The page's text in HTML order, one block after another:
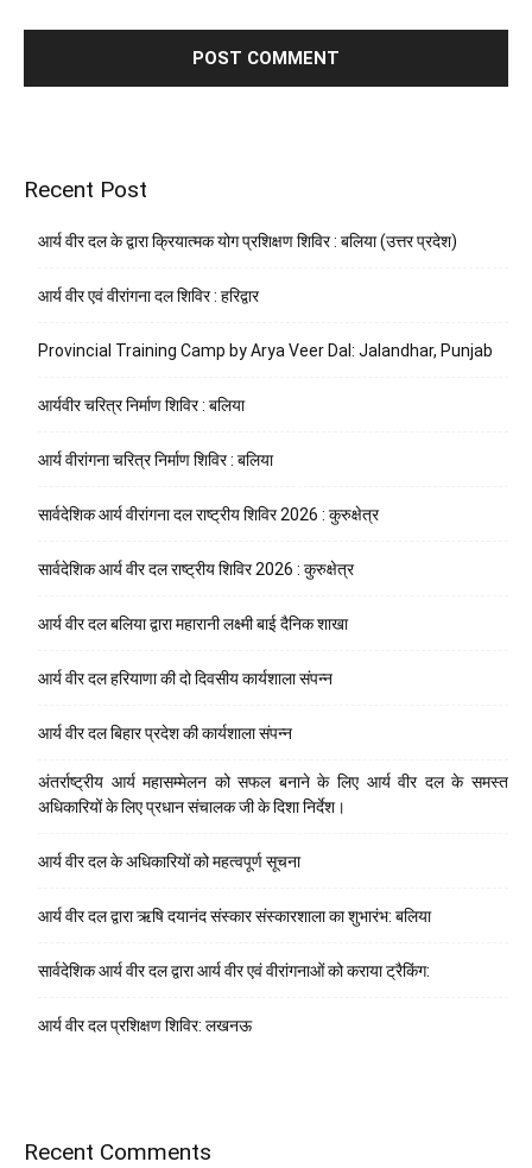
Recent Post
आर्य वीर दल के द्वारा क्रियात्मक योग प्रशिक्षण शिविर : बलिया (उत्तर प्रदेश)
आर्य वीर एवं वीरांगना दल शिविर : हरिद्वार
Provincial Training Camp by Arya Veer Dal: Jalandhar, Punjab
आर्यवीर चरित्र निर्माण शिविर : बलिया
आर्य वीरांगना चरित्र निर्माण शिविर : बलिया
सार्वदेशिक आर्य वीरांगना दल राष्ट्रीय शिविर 2026 : कुरुक्षेत्र
सार्वदेशिक आर्य वीर दल राष्ट्रीय शिविर 2026 : कुरुक्षेत्र
आर्य वीर दल बलिया द्वारा महारानी लक्ष्मी बाई दैनिक शाखा
आर्य वीर दल हरियाणा की दो दिवसीय कार्यशाला संपन्न
आर्य वीर दल बिहार प्रदेश की कार्यशाला संपन्न
अंतर्राष्ट्रीय आर्य महासम्मेलन को सफल बनाने के लिए आर्य वीर दल के समस्त
अधिकारियों के लिए प्रधान संचालक जी के दिशा निर्देश।
आर्य वीर दल के अधिकारियों को महत्वपूर्ण सूचना
आर्य वीर दल द्वारा ऋषि दयानंद संस्कार संस्कारशाला का शुभारंभ: बलिया
सार्वदेशिक आर्य वीर दल द्वारा आर्य वीर एवं वीरांगनाओं को कराया ट्रैकिंग:
आर्य वीर दल प्रशिक्षण शिविर: लखनऊ
Recent Comments